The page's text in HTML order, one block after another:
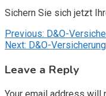
Sichern Sie sich jetzt
Post
navigation
Previous: D&O-
Next: D&O-
Leave a Reply